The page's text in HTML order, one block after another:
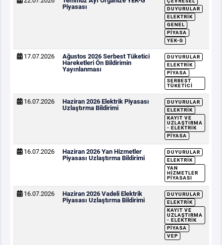
Piyasası
DUYURULAR
ELEKTRIK
GENEL
PIYASA
YEK-G
17.07.2026
Ağustos 2026 Serbest Tüketici
Hareketleri Ön Bildirimin
Yayınlanması
DUYURULAR
ELEKTRIK
PIYASA
SERBEST
TÜKETICI
16.07.2026
Haziran 2026 Elektrik Piyasası
Uzlaştırma Bildirimi
DUYURULAR
ELEKTRIK
KAYIT VE
UZLAŞTIRMA
- ELEKTRIK
PIYASA
16.07.2026
Haziran 2026 Yan Hizmetler
Piyasası Uzlaştırma Bildirimi
DUYURULAR
ELEKTRIK
YAN
HIZMETLER
PIYASASI
16.07.2026
Haziran 2026 Vadeli Elektrik
Piyasası Uzlaştırma Bildirimi
DUYURULAR
ELEKTRIK
KAYIT VE
UZLAŞTIRMA
- ELEKTRIK
PIYASA
VEP